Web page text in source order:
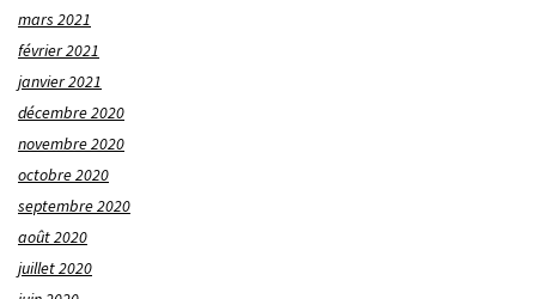
mars 2021
février 2021
janvier 2021
décembre 2020
novembre 2020
octobre 2020
septembre 2020
août 2020
juillet 2020